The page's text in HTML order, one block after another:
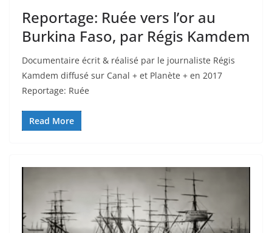
Reportage: Ruée vers l’or au
Burkina Faso, par Régis Kamdem
Documentaire écrit & réalisé par le journaliste Régis
Kamdem diffusé sur Canal + et Planète + en 2017
Reportage: Ruée
Read More